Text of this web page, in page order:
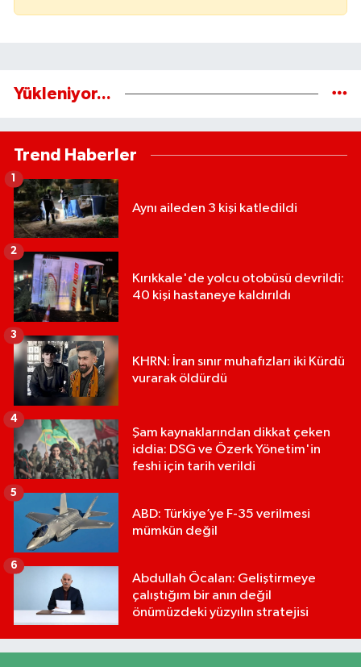
Yükleniyor...
Trend Haberler
Aynı aileden 3 kişi katledildi
Kırıkkale'de yolcu otobüsü devrildi:
40 kişi hastaneye kaldırıldı
2
KHRN: İran sınır muhafızları iki Kürdü
vurarak öldürdü
3
Şam kaynaklarından dikkat çeken
iddia: DSG ve Özerk Yönetim'in
feshi için tarih verildi
4
ABD: Türkiye’ye F-35 verilmesi
mümkün değil
5
Abdullah Öcalan: Geliştirmeye
çalıştığım bir anın değil
önümüzdeki yüzyılın stratejisi
6